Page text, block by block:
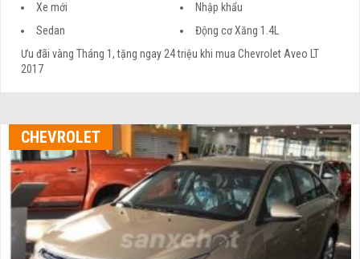
Xe mới
Nhập khẩu
Sedan
Động cơ Xăng 1.4L
Ưu đãi vàng Tháng 1, tặng ngay 24 triệu khi mua Chevrolet Aveo LT
2017
CHEVROLET